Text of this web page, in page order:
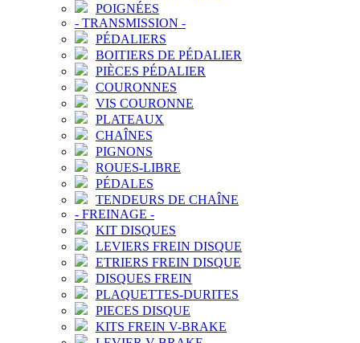
POIGNÉES
- TRANSMISSION -
PÉDALIERS
BOITIERS DE PÉDALIER
PIÈCES PÉDALIER
COURONNES
VIS COURONNE
PLATEAUX
CHAÎNES
PIGNONS
ROUES-LIBRE
PÉDALES
TENDEURS DE CHAÎNE
- FREINAGE -
KIT DISQUES
LEVIERS FREIN DISQUE
ETRIERS FREIN DISQUE
DISQUES FREIN
PLAQUETTES-DURITES
PIECES DISQUE
KITS FREIN V-BRAKE